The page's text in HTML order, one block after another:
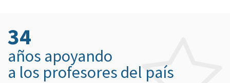
34
años apoyando
a los profesores del país